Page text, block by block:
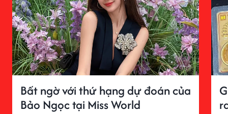
Bất ngờ với thứ hạng dự đoán của
Bảo Ngọc tại Miss World